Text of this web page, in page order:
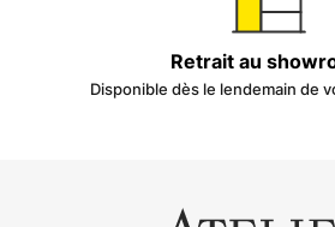
Retrait au
Disponible dès le lendemain de